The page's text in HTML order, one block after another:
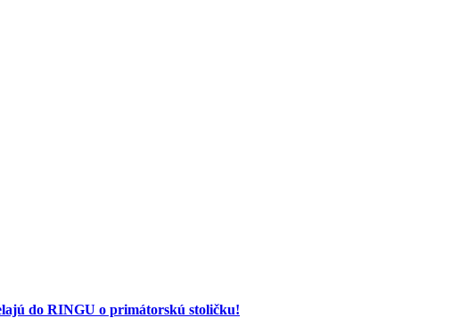
do RINGU o primátorskú stoličku!